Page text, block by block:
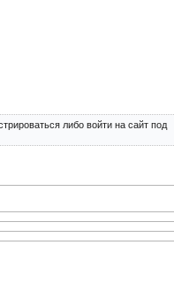
либо войти на сайт под